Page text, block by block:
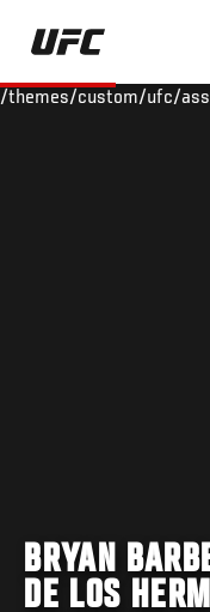
Skip
main
/themes/custom/ufc/
BRYAN
DE LOS